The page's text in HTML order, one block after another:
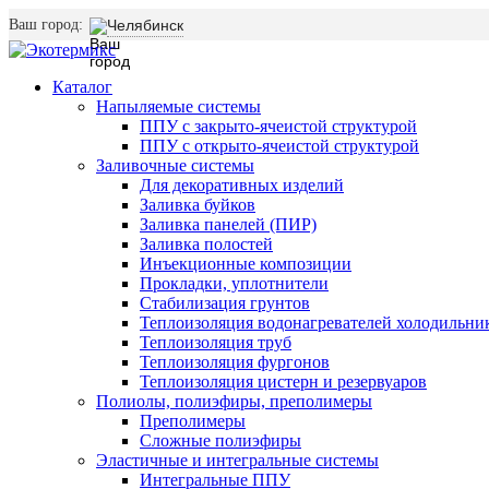
Ваш город: Челябинск
Каталог
Напыляемые системы
ППУ с закрыто-ячеистой структурой
ППУ с открыто-ячеистой структурой
Заливочные системы
Для декоративных изделий
Заливка буйков
Заливка панелей (ПИР)
Заливка полостей
Инъекционные композиции
Прокладки, уплотнители
Стабилизация грунтов
Теплоизоляция водонагревателей
Теплоизоляция труб
Теплоизоляция фургонов
Теплоизоляция цистерн и резервуаров
Полиолы, полиэфиры, преполимеры
Преполимеры
Сложные полиэфиры
Эластичные и интегральные системы
Интегральные ППУ